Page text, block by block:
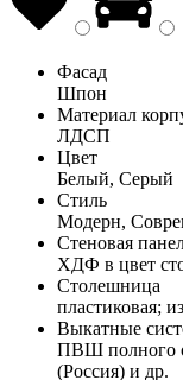
Фасад
Шпон
Материал
ЛДСП
Цвет
Белый, Серый
Стиль
Модерн,
Стеновая
ХДФ в цвет
Столешница
пластиковая;
Выкатные
ПВШ полного
(Россия) и др.